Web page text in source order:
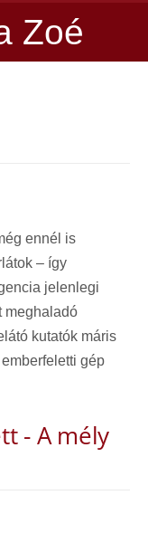
Zoé
ennél is
– így
jelenlegi
meghaladó
kutatók máris
gép
- A mély